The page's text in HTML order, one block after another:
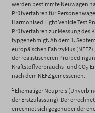
werden bestimmte Neuwagen
Prüfverfahren für
Harmonised Light Vehicle Test
Prüfverfahren zur Messung des
typgenehmigt. Ab dem 1.
europäischen Fahrzyklus
der realistischeren
Kraftstoffverbrauchs- und CO2-
nach dem NEFZ gemessenen.
1 Ehemaliger Neupreis
der Erstzulassung). Der
errechnet sich gegenüber der